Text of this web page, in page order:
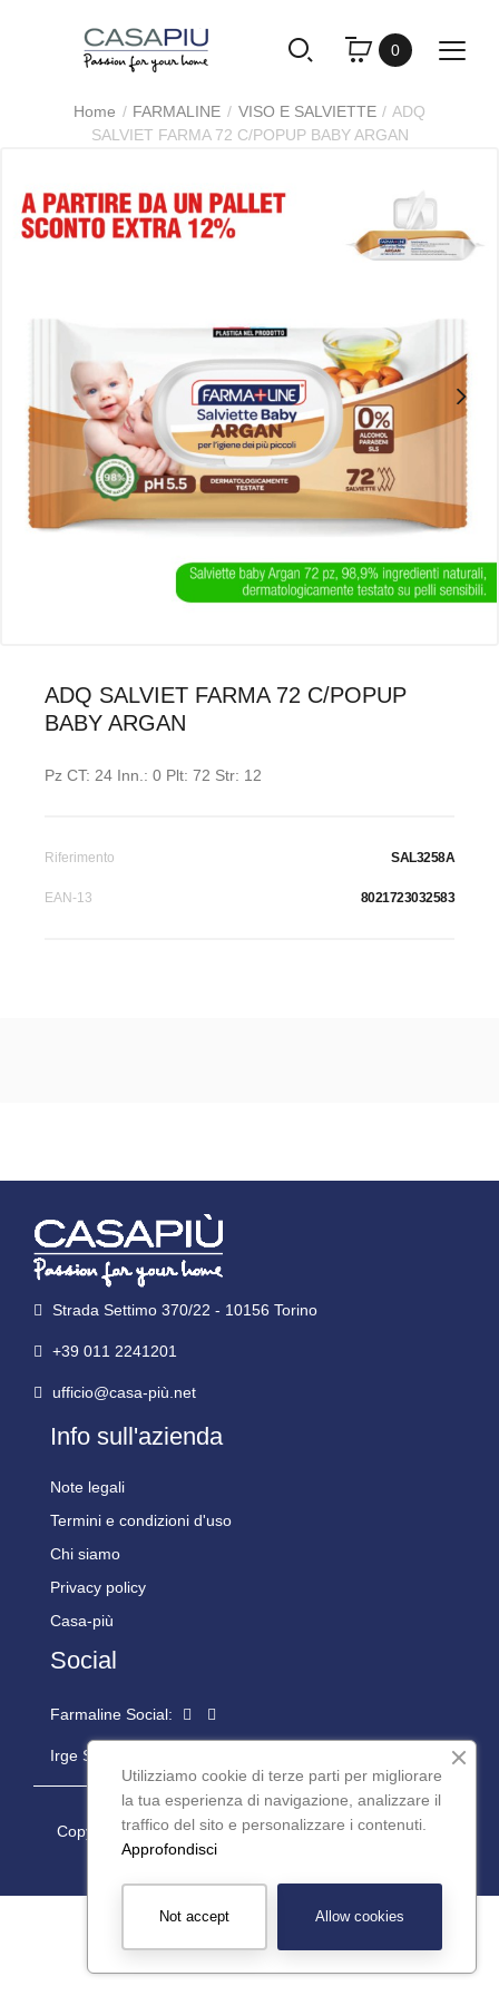
0
Home FARMALINE VISO E SALVIETTE
ADQ
SALVIET FARMA 72 C/POPUP BABY ARGAN
ADQ SALVIET FARMA 72 C/POPUP
BABY ARGAN
Pz CT: 24 Inn.: 0 Plt: 72 Str: 12
Riferimento SAL3258A
EAN-13 8021723032583
Strada Settimo 370/22 - 10156 Torino
+39 011 2241201
ufficio@casa-più.net
Info sull'azienda
Note legali
Termini e condizioni d'uso
Chi siamo
Privacy policy
Casa-più
Social
Farmaline Social:
Irge Social:
Copyright © 2024 Casapiù S.r.l. P.iva: 08977200016 -
Powered by
Utilizziamo cookie di terze parti per migliorare
la tua esperienza di navigazione, analizzare il
traffico del sito e personalizzare i contenuti.
Approfondisci
Allow cookies
Not accept